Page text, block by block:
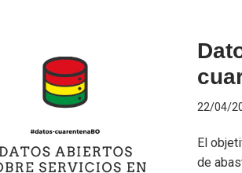
22/04/
El
de